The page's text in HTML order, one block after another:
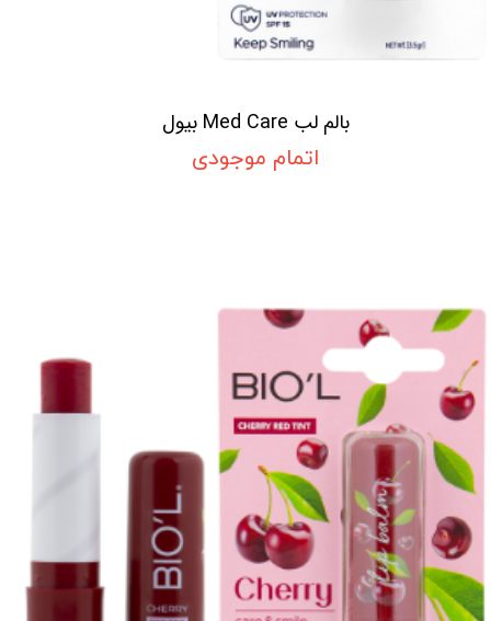
بالم لب Med Care بیول
اتمام موجودی